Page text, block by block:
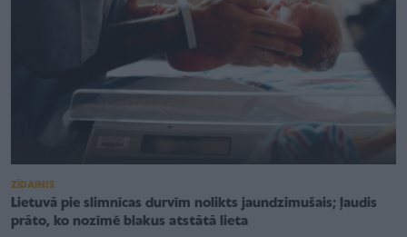
ZĪDAINIS
Lietuvā pie slimnīcas durvīm nolikts jaundzimušais; ļaudis
prāto, ko nozīmē blakus atstātā lieta